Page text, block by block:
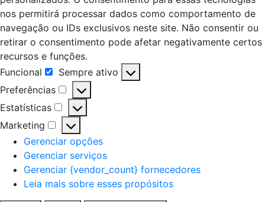
nos permitirá processar dados como comportamento de
navegação ou IDs exclusivos neste site. Não consentir ou
retirar o consentimento pode afetar negativamente certos
recursos e funções.
Funcional
Funcional
Sempre ativo
Preferências
Preferências
Estatísticas
Estatísticas
Marketing
Marketing
Gerenciar opções
Gerenciar serviços
Gerenciar {vendor_count} fornecedores
Leia mais sobre esses propósitos